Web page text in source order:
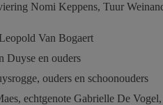
Nomi Keppens, Tuur
Van Bogaert
Duyse en ouders
ouders en schoonouders
echtgenote Gabrielle De